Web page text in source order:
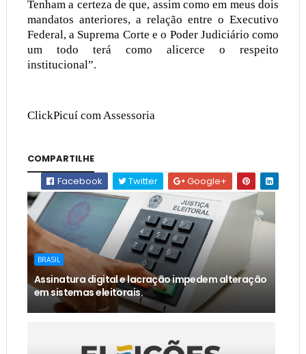
Tenham a certeza de que, assim como em meus dois
mandatos anteriores, a relação entre o Executivo
Federal, a Suprema Corte e o Poder Judiciário como
um todo terá como alicerce o respeito
institucional”.
ClickPicuí com Assessoria
COMPARTILHE
Facebook
Twitter Google+
BRASIL
Assinatura digital e lacração impedem alteração
em sistemas eleitorais.